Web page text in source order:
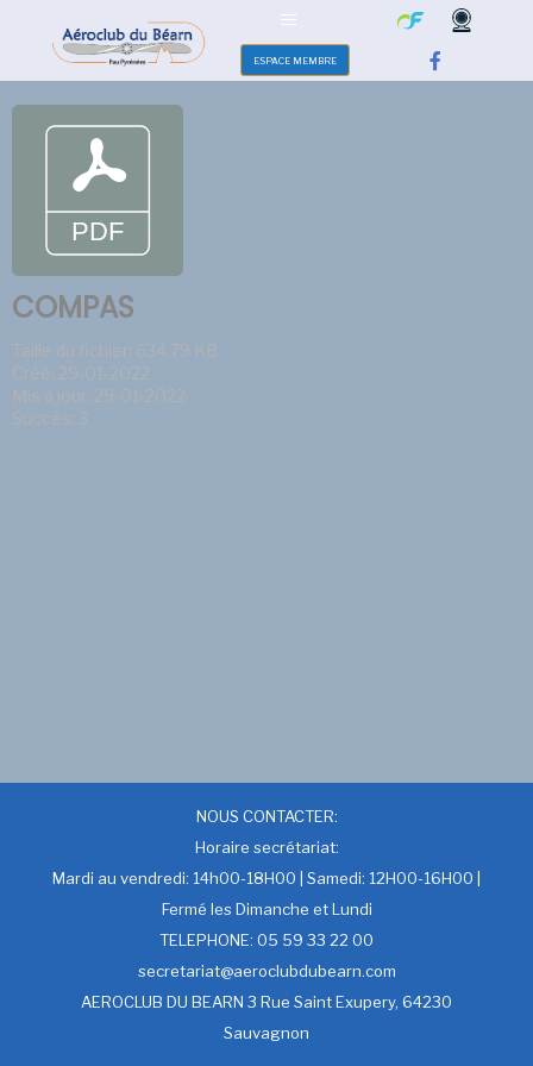
ESPACE MEMBRE
COMPAS
Taille du fichier: 634.79 KB
Créé: 29-01-2022
Mis à jour: 29-01-2022
Succès: 3
NOUS CONTACTER:
Horaire secrétariat:
Mardi au vendredi: 14h00-18H00 | Samedi: 12H00-16H00 |
Fermé les Dimanche et Lundi
TELEPHONE: 05 59 33 22 00
secretariat@aeroclubdubearn.com
AEROCLUB DU BEARN 3 Rue Saint Exupery, 64230
Sauvagnon